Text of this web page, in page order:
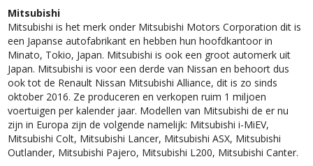
Mitsubishi
Mitsubishi is het merk onder Mitsubishi Motors Corporation dit is
een Japanse autofabrikant en hebben hun hoofdkantoor in
Minato, Tokio, Japan. Mitsubishi is ook een groot automerk uit
Japan. Mitsubishi is voor een derde van Nissan en behoort dus
ook tot de Renault Nissan Mitsubishi Alliance, dit is zo sinds
oktober 2016. Ze produceren en verkopen ruim 1 miljoen
voertuigen per kalender jaar. Modellen van Mitsubishi de er nu
zijn in Europa zijn de volgende namelijk: Mitsubishi i-MiEV,
Mitsubishi Colt, Mitsubishi Lancer, Mitsubishi ASX, Mitsubishi
Outlander, Mitsubishi Pajero, Mitsubishi L200, Mitsubishi Canter.